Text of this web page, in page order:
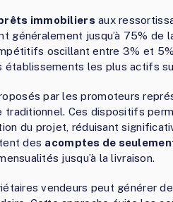
immobiliers aux
généralement jusqu’à 75% de
oscillant entre 3% et 5%
établissements les plus actifs
par les promoteurs
traditionnel. Ces dispositifs
du projet, réduisant
des acomptes de
jusqu’à la livraison.
vendeurs peut générer